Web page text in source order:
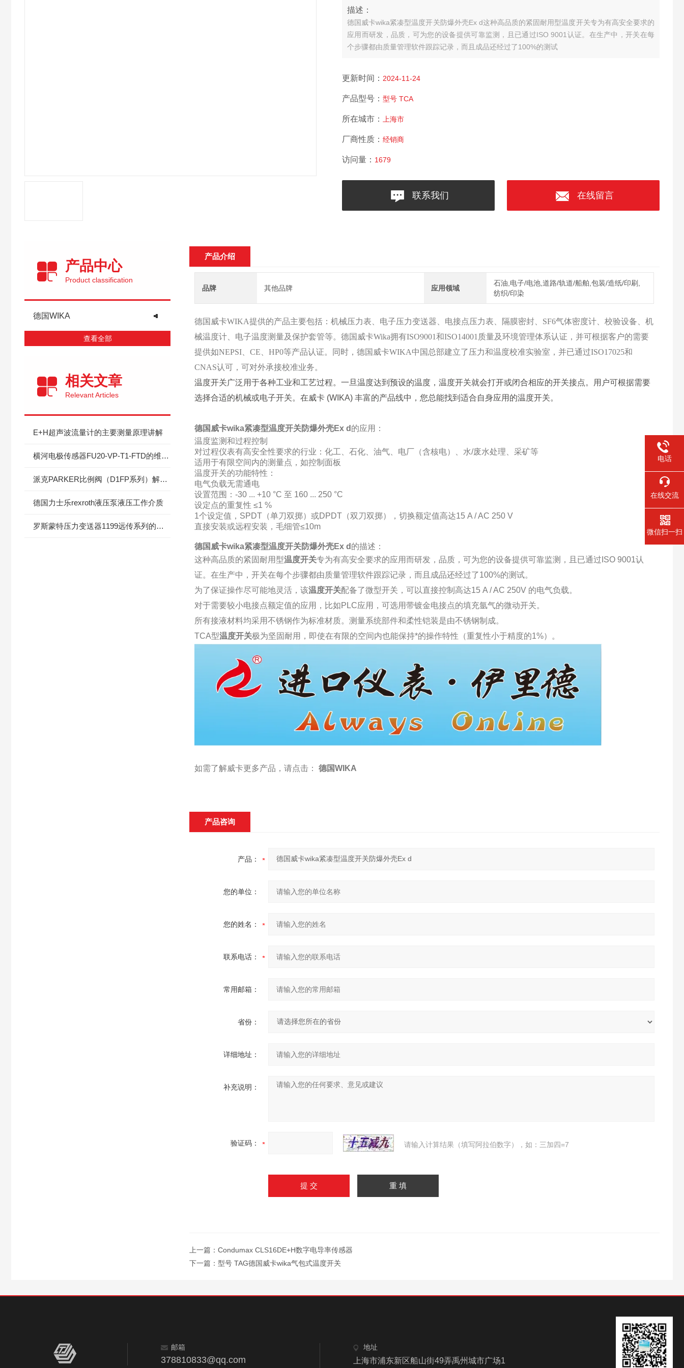
描述：
德国威卡wika紧凑型温度开关防爆外壳Ex d这种高品质的紧固耐用型温度开关专为有高安全要求的
应用而研发，品质，可为您的设备提供可靠监测，且已通过ISO 9001认证。在生产中，开关在每
个步骤都由质量管理软件跟踪记录，而且成品还经过了100%的测试
更新时间： 2024-11-24
产品型号： 型号 TCA
所在城市： 上海市
厂商性质： 经销商
访问量： 1679
联系我们 在线留言
产品中心
Product classification
德国WIKA
查看全部
相关文章
Relevant Articles
E+H超声波流量计的主要测量原理讲解
横河电极传感器FU20-VP-T1-FTD的维修与保养
派克PARKER比例阀（D1FP系列）解决方案
德国力士乐rexroth液压泵液压工作介质
罗斯蒙特压力变送器1199远传系列的维修与保养
产品介绍
品牌 其他品牌 应用领域
石油,电子/电池,道路/轨道/船舶,包装/造纸/印刷,
纺织/印染
德国威卡WIKA提供的产品主要包括：机械压力表、电子压力变送器、电接点压力表、隔膜密封、SF6气体密度计、校验设备、机
械温度计、电子温度测量及保护套管等。德国威卡Wika拥有ISO9001和ISO14001质量及环境管理体系认证，并可根据客户的需要
提供如NEPSI、CE、HP0等产品认证。同时，德国威卡WIKA中国总部建立了压力和温度校准实验室，并已通过ISO17025和
CNAS认可，可对外承接校准业务。
温度开关广泛用于各种工业和工艺过程。一旦温度达到预设的温度，温度开关就会打开或闭合相应的开关接点。用户可根据需要
选择合适的机械或电子开关。在威卡 (WIKA) 丰富的产品线中，您总能找到适合自身应用的温度开关。
德国威卡wika紧凑型温度开关防爆外壳Ex d 的应用：
温度监测和过程控制
对过程仪表有高安全性要求的行业：化工、石化、油气、电厂（含核电）、水/废水处理、采矿等
适用于有限空间内的测量点，如控制面板
温度开关的功能特性：
电气负载无需通电
设置范围：-30 ... +10 °C 至 160 ... 250 °C
设定点的重复性 ≤1 %
1个设定值，SPDT（单刀双掷）或DPDT（双刀双掷），切换额定值高达15 A / AC 250 V
直接安装或远程安装，毛细管≤10m
德国威卡wika紧凑型温度开关防爆外壳Ex d 的描述：
这种高品质的紧固耐用型温度开关专为有高安全要求的应用而研发，品质，可为您的设备提供可靠监测，且已通过ISO 9001认
证。在生产中，开关在每个步骤都由质量管理软件跟踪记录，而且成品还经过了100%的测试。
为了保证操作尽可能地灵活，该温度开关配备了微型开关，可以直接控制高达15 A / AC 250V 的电气负载。
对于需要较小电接点额定值的应用，比如PLC应用，可选用带镀金电接点的填充氩气的微动开关。
所有接液材料均采用不锈钢作为标准材质。测量系统部件和柔性铠装是由不锈钢制成。
TCA型温度开关极为坚固耐用，即使在有限的空间内也能保持*的操作特性（重复性小于精度的1%）。
如需了解威卡更多产品，请点击：德国WIKA
产品咨询
产品：
您的单位：
您的姓名：
联系电话：
常用邮箱：
省份：
详细地址：
补充说明：
验证码： 请输入计算结果（填写阿拉伯数字），如：三加四=7
上一篇：Condumax CLS16DE+H数字电导率传感器
下一篇：型号 TAG德国威卡wika气包式温度开关
邮箱
378810833@qq.com
地址
上海市浦东新区船山街49弄禹州城市广场1
电话
在线交流
微信扫一扫